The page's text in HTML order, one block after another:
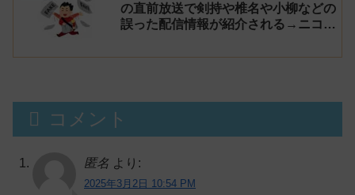
の直前放送で剣持や椎名や小柳などの
誤った配信情報が紹介される→ニコニ
【生成AI?】
コメント
匿名 より:
2025年3月2日 10:54 PM